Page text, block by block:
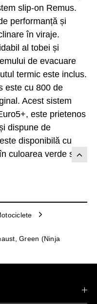
slip-on Remus.
performanță și
în viraje.
al tobei și
de evacuare
termic este inclus.
este cu 800 de
Acest sistem
este prietenos
dispune de
disponibilă cu
culoarea verde sau
Green (Ninja